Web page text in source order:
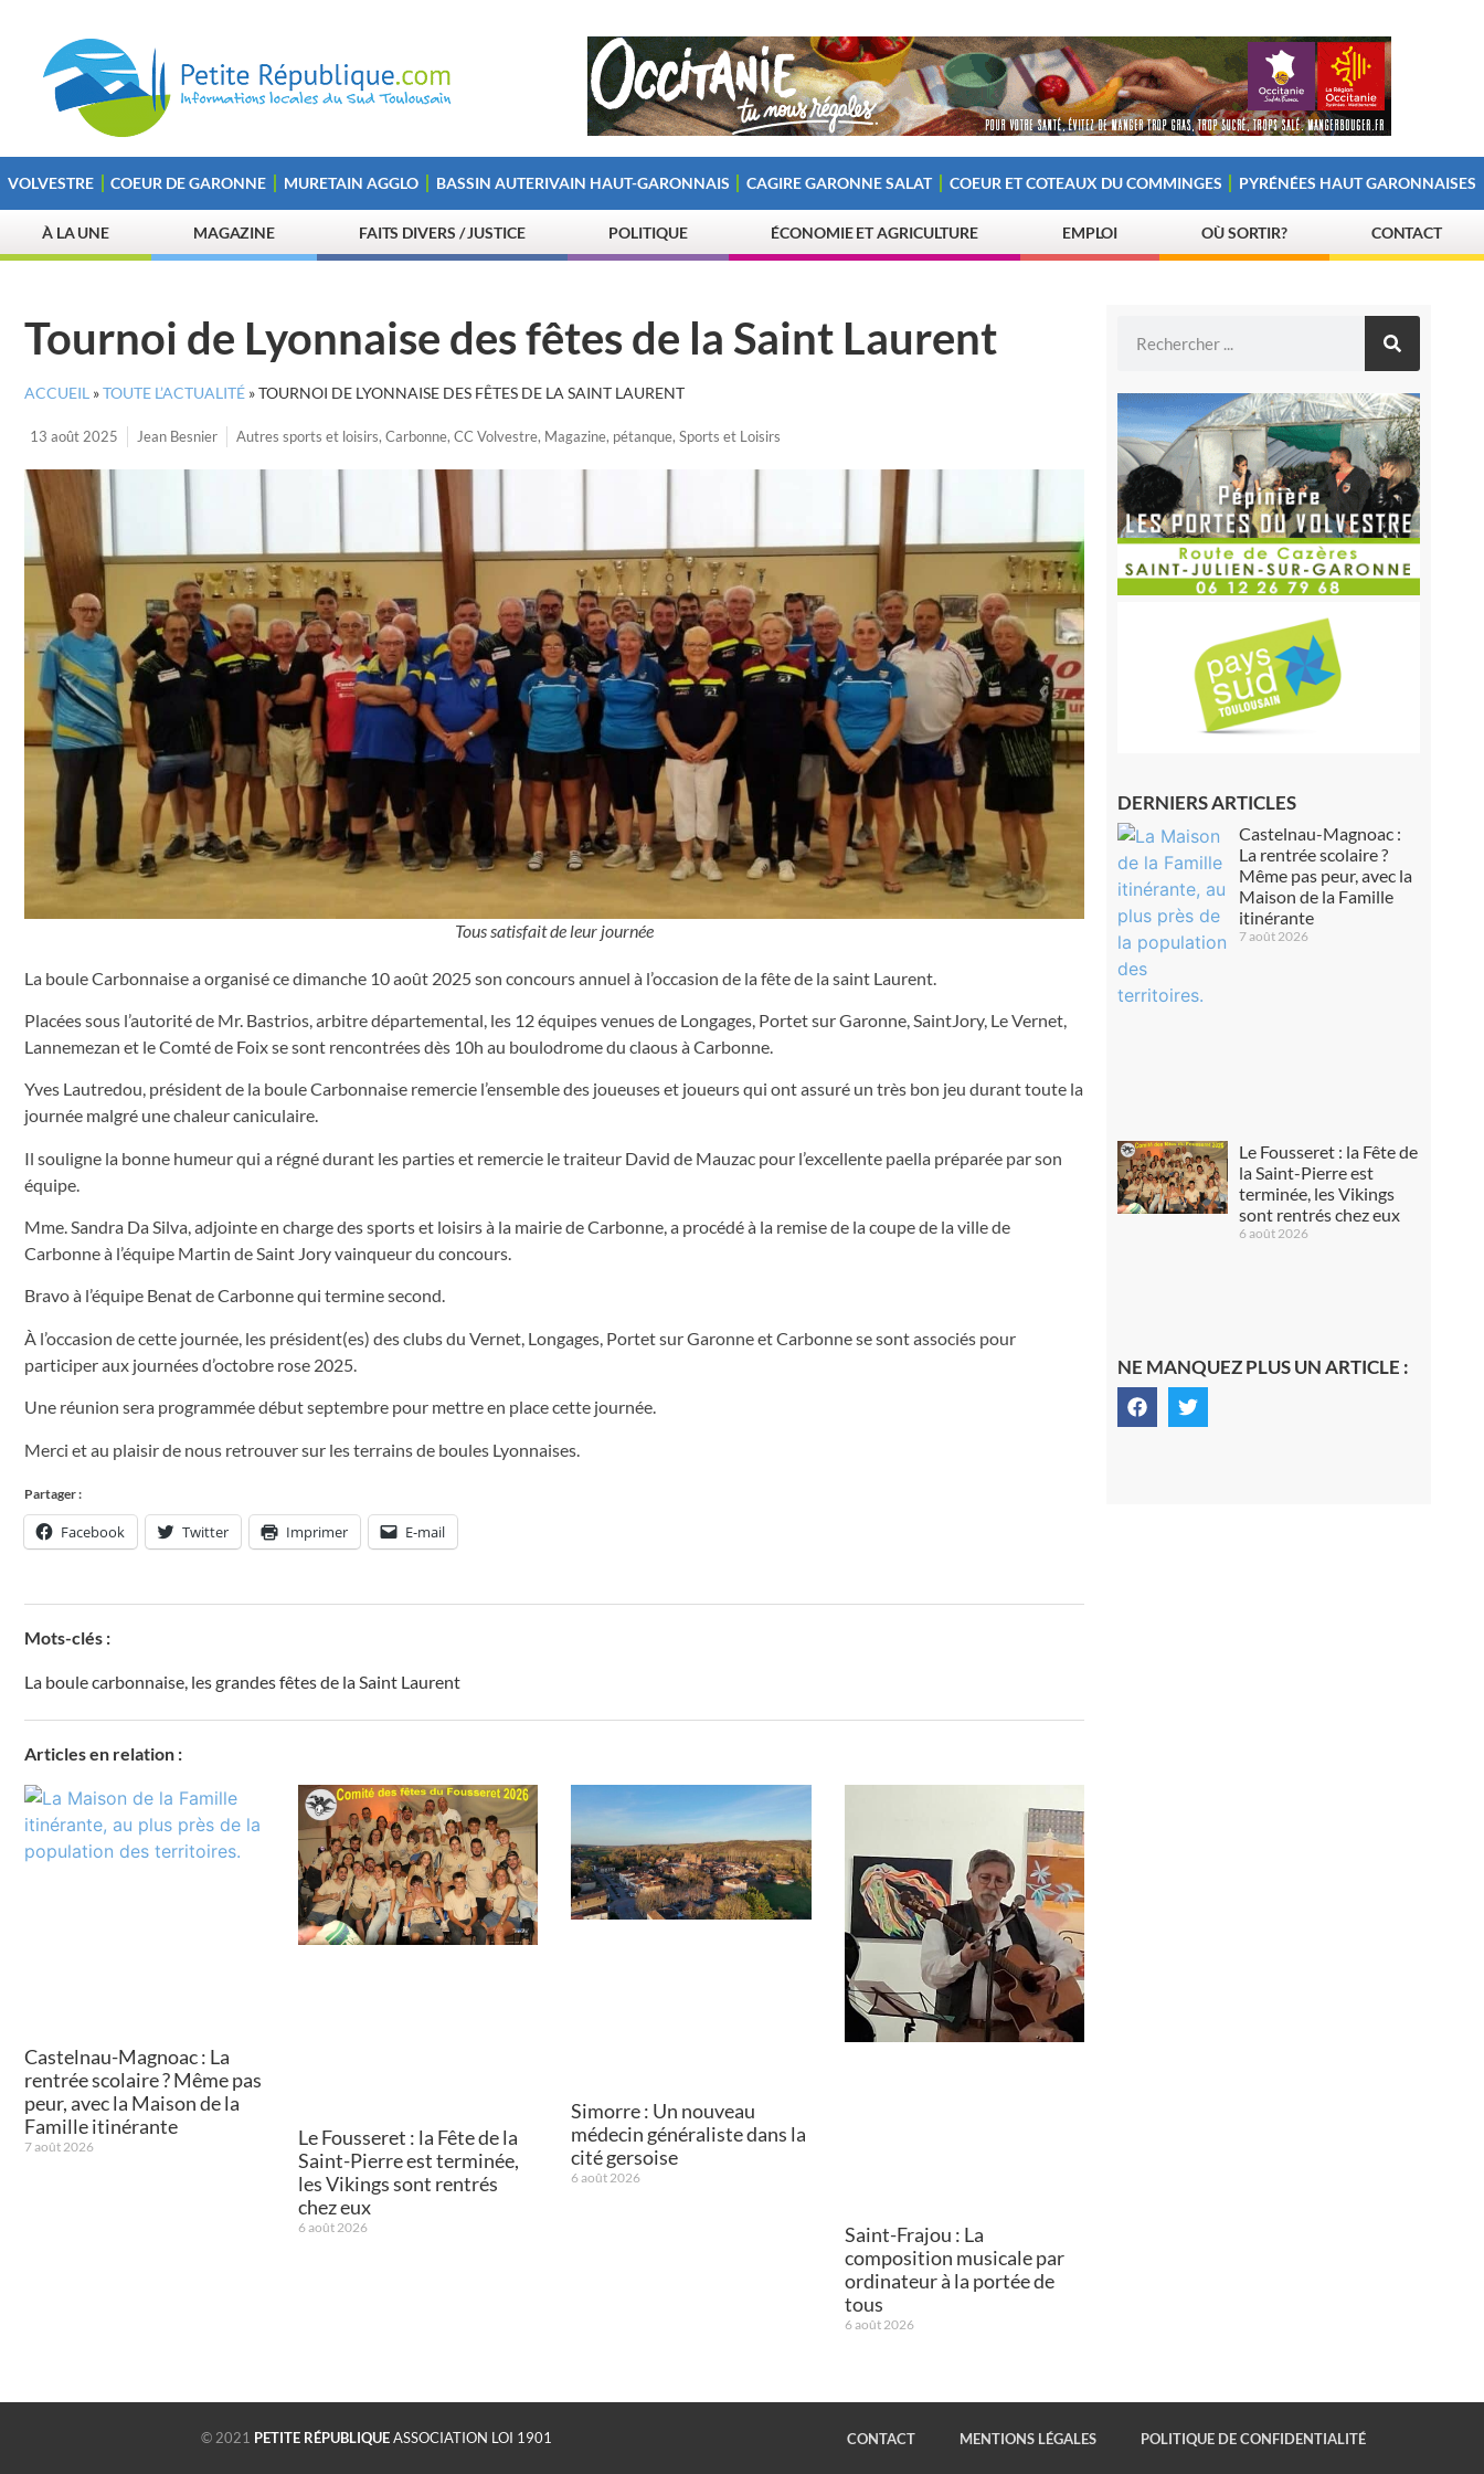
VOLVESTRE COEUR DE GARONNE MURETAIN AGGLO BASSIN AUTERIVAIN HAUT-GARONNAIS CAGIRE GARONNE SALAT COEUR ET COTEAUX DU COMMINGES PYRÉNÉES HAUT GARONNAISES
À LA UNE MAGAZINE FAITS DIVERS / JUSTICE POLITIQUE ÉCONOMIE ET AGRICULTURE EMPLOI OÙ SORTIR? CONTACT
Tournoi de Lyonnaise des fêtes de la Saint Laurent
ACCUEIL »TOUTE L’ACTUALITÉ »TOURNOI DE LYONNAISE DES FÊTES DE LA SAINT LAURENT
13 août 2025 Jean Besnier Autres sports et loisirs, Carbonne, CC Volvestre, Magazine, pétanque, Sports et Loisirs
Tous satisfait de leur journée
La boule Carbonnaise a organisé ce dimanche 10 août 2025 son concours annuel à l’occasion de la fête de la saint Laurent.
Placées sous l’autorité de Mr. Bastrios, arbitre départemental, les 12 équipes venues de Longages, Portet sur Garonne, SaintJory, Le Vernet,
Lannemezan et le Comté de Foix se sont rencontrées dès 10h au boulodrome du claous à Carbonne.
Yves Lautredou, président de la boule Carbonnaise remercie l’ensemble des joueuses et joueurs qui ont assuré un très bon jeu durant toute la
journée malgré une chaleur caniculaire.
Il souligne la bonne humeur qui a régné durant les parties et remercie le traiteur David de Mauzac pour l’excellente paella préparée par son
équipe.
Mme. Sandra Da Silva, adjointe en charge des sports et loisirs à la mairie de Carbonne, a procédé à la remise de la coupe de la ville de
Carbonne à l’équipe Martin de Saint Jory vainqueur du concours.
Bravo à l’équipe Benat de Carbonne qui termine second.
À l’occasion de cette journée, les président(es) des clubs du Vernet, Longages, Portet sur Garonne et Carbonne se sont associés pour
participer aux journées d’octobre rose 2025.
Une réunion sera programmée début septembre pour mettre en place cette journée.
Merci et au plaisir de nous retrouver sur les terrains de boules Lyonnaises.
Partager :
Facebook Twitter Imprimer E-mail
Mots-clés :
La boule carbonnaise, les grandes fêtes de la Saint Laurent
Articles en relation :
Castelnau-Magnoac : La
rentrée scolaire ? Même pas
peur, avec la Maison de la
Famille itinérante
7 août 2026
Le Fousseret : la Fête de la
Saint-Pierre est terminée,
les Vikings sont rentrés
chez eux
6 août 2026
Simorre : Un nouveau
médecin généraliste dans la
cité gersoise
6 août 2026
Saint-Frajou : La
composition musicale par
ordinateur à la portée de
tous
6 août 2026
DERNIERS ARTICLES
Castelnau-Magnoac :
La rentrée scolaire ?
Même pas peur, avec la
Maison de la Famille
itinérante
7 août 2026
Le Fousseret : la Fête de
la Saint-Pierre est
terminée, les Vikings
sont rentrés chez eux
6 août 2026
NE MANQUEZ PLUS UN ARTICLE :
© 2021 PETITE RÉPUBLIQUEASSOCIATION LOI 1901 CONTACT MENTIONS LÉGALES POLITIQUE DE CONFIDENTIALITÉ